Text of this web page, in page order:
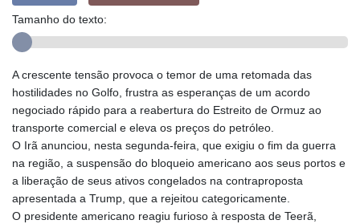
Tamanho do texto:
A crescente tensão provoca o temor de uma retomada das
hostilidades no Golfo, frustra as esperanças de um acordo
negociado rápido para a reabertura do Estreito de Ormuz ao
transporte comercial e eleva os preços do petróleo.
O Irã anunciou, nesta segunda-feira, que exigiu o fim da guerra
na região, a suspensão do bloqueio americano aos seus portos e
a liberação de seus ativos congelados na contraproposta
apresentada a Trump, que a rejeitou categoricamente.
O presidente americano reagiu furioso à resposta de Teerã,